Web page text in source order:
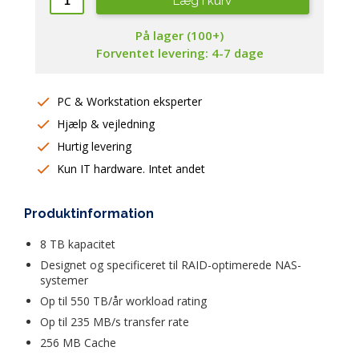
Produktinformation
8 TB kapacitet
Designet og specificeret til RAID-optimerede NAS-
systemer
Op til 550 TB/år workload rating
Op til 235 MB/s transfer rate
256 MB Cache
På lager (100+)
Forventet levering: 4-7 dage
PC & Workstation eksperter
Hjælp & vejledning
Hurtig levering
Kun IT hardware. Intet andet